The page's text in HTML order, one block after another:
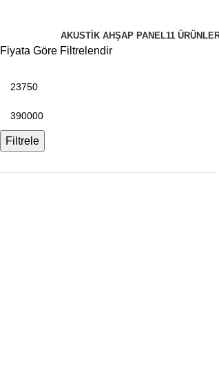
AKUSTIK AHŞAP PANEL11
Fiyata Göre Filtrelendir
Filtrele